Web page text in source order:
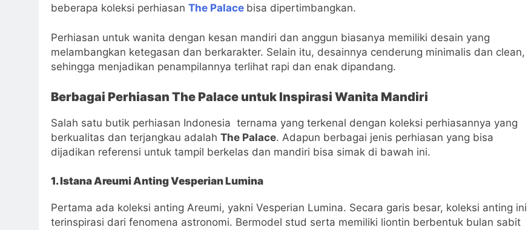
beberapa koleksi perhiasan The Palace bisa dipertimbangkan.
Perhiasan untuk wanita dengan kesan mandiri dan anggun biasanya memiliki desain yang
melambangkan ketegasan dan berkarakter. Selain itu, desainnya cenderung minimalis dan clean,
sehingga menjadikan penampilannya terlihat rapi dan enak dipandang.
Berbagai Perhiasan The Palace untuk Inspirasi Wanita Mandiri
Salah satu butik perhiasan Indonesia ternama yang terkenal dengan koleksi perhiasannya yang
berkualitas dan terjangkau adalah The Palace. Adapun berbagai jenis perhiasan yang bisa
dijadikan referensi untuk tampil berkelas dan mandiri bisa simak di bawah ini.
1. Istana Areumi Anting Vesperian Lumina
Pertama ada koleksi anting Areumi, yakni Vesperian Lumina. Secara garis besar, koleksi anting ini
terinspirasi dari fenomena astronomi. Bermodel stud serta memiliki liontin berbentuk bulan sabit